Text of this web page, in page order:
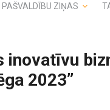
PAŠVALDĪBU ZIŅAS
inovatīvu
2023”